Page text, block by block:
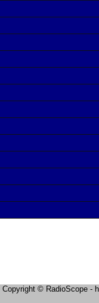
Copyright © RadioScope -